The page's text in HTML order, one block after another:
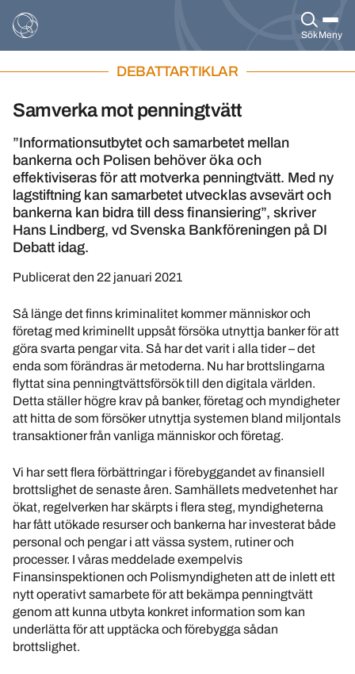
SökMeny
DEBATTARTIKLAR
Samverka mot penningtvätt
”Informationsutbytet och samarbetet mellan
bankerna och Polisen behöver öka och
effektiviseras för att motverka penningtvätt. Med ny
lagstiftning kan samarbetet utvecklas avsevärt och
bankerna kan bidra till dess finansiering”, skriver
Hans Lindberg, vd Svenska Bankföreningen på DI
Debatt idag.
Publicerat den 22 januari 2021
Så länge det finns kriminalitet kommer människor och
företag med kriminellt uppsåt försöka utnyttja banker för att
göra svarta pengar vita. Så har det varit i alla tider – det
enda som förändras är metoderna. Nu har brottslingarna
flyttat sina penningtvättsförsök till den digitala världen.
Detta ställer högre krav på banker, företag och myndigheter
att hitta de som försöker utnyttja systemen bland miljontals
transaktioner från vanliga människor och företag.
Vi har sett flera förbättringar i förebyggandet av finansiell
brottslighet de senaste åren. Samhällets medvetenhet har
ökat, regelverken har skärpts i flera steg, myndigheterna
har fått utökade resurser och bankerna har investerat både
personal och pengar i att vässa system, rutiner och
processer. I våras meddelade exempelvis
Finansinspektionen och Polismyndigheten att de inlett ett
nytt operativt samarbete för att bekämpa penningtvätt
genom att kunna utbyta konkret information som kan
underlätta för att upptäcka och förebygga sådan
brottslighet.